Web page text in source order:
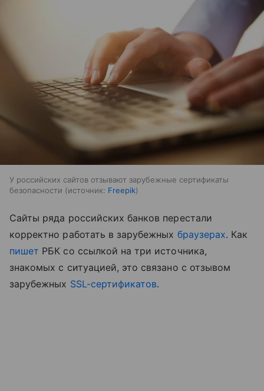
У российских сайтов отзывают зарубежные сертификаты
безопасности
источник: Freepik
Сайты ряда российских банков перестали
корректно работать в зарубежных браузерах. Как
пишет РБК со ссылкой на три источника,
знакомых с ситуацией, это связано с отзывом
зарубежных SSL-сертификатов.